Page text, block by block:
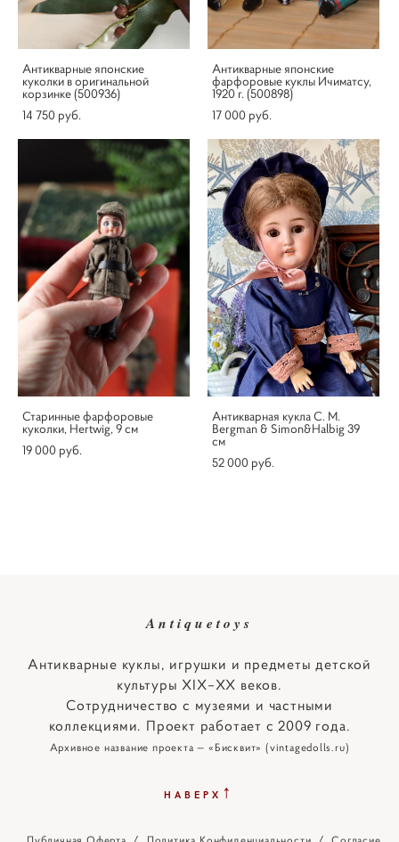
Антикварные японские
куколки в оригинальной
корзинке (500936)
14 750 pуб.
Антикварные японские
фарфоровые куклы Ичиматсу,
1920 г. (500898)
17 000 pуб.
Старинные фарфоровые
куколки, Hertwig, 9 см
19 000 pуб.
Антикварная кукла C. M.
Bergman & Simon&Halbig 39
см
52 000 pуб.
Antiquetoys
Антикварные куклы, игрушки и предметы детской
культуры XIX–XX веков.
Сотрудничество с музеями и частными
коллекциями. Проект работает с 2009 года.
Архивное название проекта — «Бисквит» (vintagedolls.ru)
НАВЕРХ ↑